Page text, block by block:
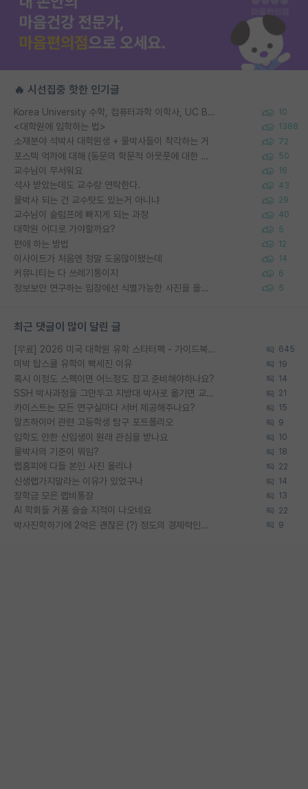
🔥 시선집중 핫한 인기글
Korea University 수학, 컴퓨터과학 이학사, UC Berkeley 산업공학 대학원 공학박사가 되는 것은 쉽지 않겠죠? 10
<대학원에 입학하는 법> 1388
소재분야 석박사 대학원생 + 물박사들이 착각하는 거 72
포스텍 억까에 대해 (동문의 학문적 아웃풋에 대한 반박) 50
교수님이 무서워요 16
석사 받았는데도 교수랑 연락한다. 43
물박사 되는 건 교수탓도 있는거 아니냐 29
교수님이 슬럼프에 빠지게 되는 과정 40
대학원 어디로 가야할까요? 5
편애 하는 방법 12
이사이트가 처음엔 정말 도움많이됐는데 14
커뮤니티는 다 쓰레기통이지 6
정보보안 연구하는 입장에선 식별가능한 사진을 올리는건 비추이긴함 5
최근 댓글이 많이 달린 글
[무료] 2026 미국 대학원 유학 스타터팩 - 가이드북 & 합격자 컨택메일 템플릿 645
미박 탑스쿨 유학이 빡세진 이유 19
혹시 이정도 스펙이면 어느정도 잡고 준비해야하나요? 14
SSH 박사과정을 그만두고 지방대 박사로 옮기면 교수의 꿈은 끝일까요? 21
카이스트는 모든 연구실마다 서버 제공해주나요? 15
알츠하이머 관련 고등학생 탐구 포트폴리오 9
입학도 안한 신입생이 원래 관심을 받나요 10
물박사의 기준이 뭐임? 18
랩홈피에 다들 본인 사진 올리냐 22
신생랩가지말라는 이유가 있었구나 14
장학금 모은 랩비통장 13
AI 학회들 거품 슬슬 지적이 나오네요 22
박사진학하기에 2억은 괜찮은 (?) 정도의 경제력인가요 9